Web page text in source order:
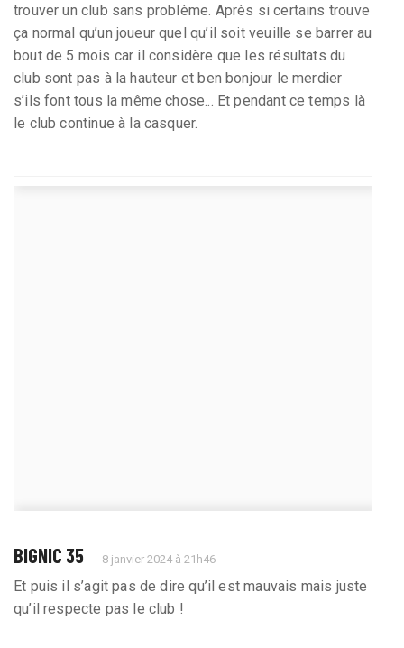
trouver un club sans problème. Après si certains trouve
ça normal qu’un joueur quel qu’il soit veuille se barrer au
bout de 5 mois car il considère que les résultats du
club sont pas à la hauteur et ben bonjour le merdier
s’ils font tous la même chose... Et pendant ce temps là
le club continue à la casquer.
BIGNIC 35 8 janvier 2024 à 21h46
Et puis il s’agit pas de dire qu’il est mauvais mais juste
qu’il respecte pas le club !